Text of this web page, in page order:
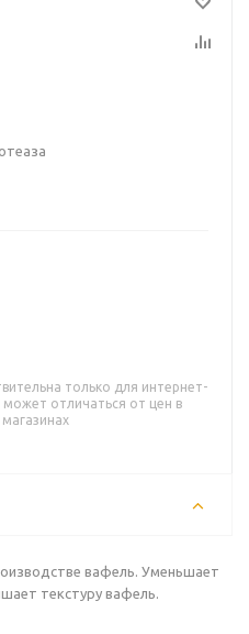
только для интернет-
может отличаться от цен в
вафель. Уменьшает
текстуру вафель.